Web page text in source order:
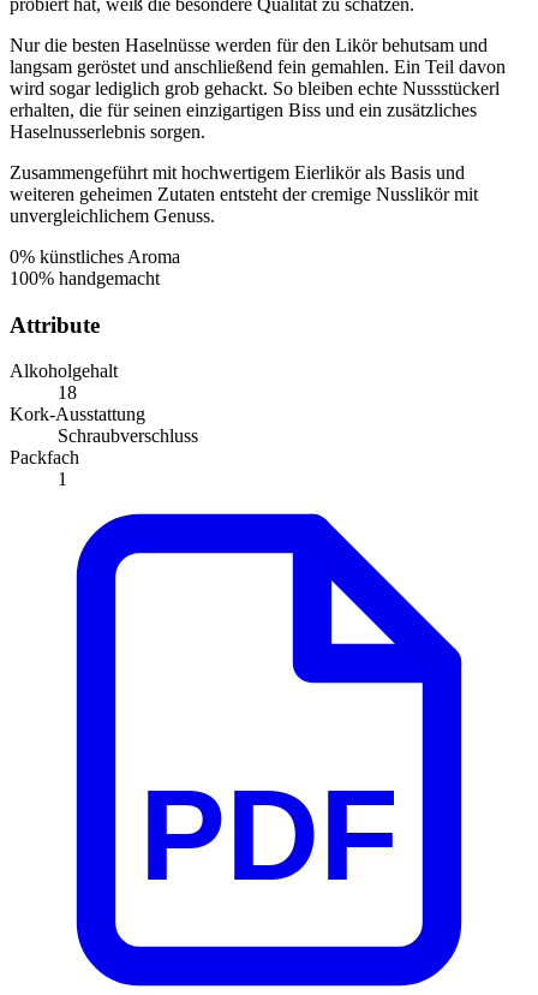
Nur die besten Haselnüsse werden für den Likör behutsam und
langsam geröstet und anschließend fein gemahlen. Ein Teil davon
wird sogar lediglich grob gehackt. So bleiben echte Nussstückerl
erhalten, die für seinen einzigartigen Biss und ein zusätzliches
Haselnusserlebnis sorgen.
Zusammengeführt mit hochwertigem Eierlikör als Basis und
weiteren geheimen Zutaten entsteht der cremige Nusslikör mit
unvergleichlichem Genuss.
0% künstliches Aroma
100% handgemacht
Attribute
Alkoholgehalt
18
Kork-Ausstattung
Schraubverschluss
Packfach
1
PDF